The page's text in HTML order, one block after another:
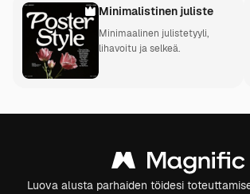
Minimalistinen juliste
Minimaalinen julistetyyli,
lihavoitu ja selkeä.
Luova alusta parhaiden töidesi